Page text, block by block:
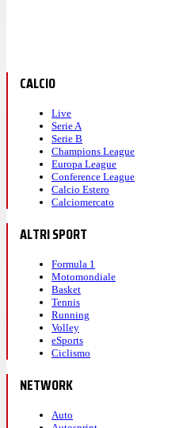
CALCIO
Live
Serie A
Serie B
Champions League
Europa League
Conference League
Calcio Estero
Calciomercato
ALTRI SPORT
Formula 1
Motomondiale
Basket
Tennis
Running
Volley
eSports
Ciclismo
NETWORK
Auto